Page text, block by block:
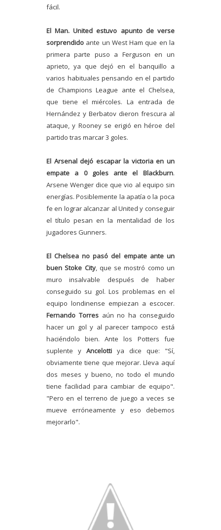
fácil.
El Man. United estuvo apunto de verse
sorprendido ante un West Ham que en la
primera parte puso a Ferguson en un
aprieto, ya que dejó en el banquillo a
varios habituales pensando en el partido
de Champions League ante el Chelsea,
que tiene el miércoles. La entrada de
Hernández y Berbatov dieron frescura al
ataque, y Rooney se erigió en héroe del
partido tras marcar 3 goles.
El Arsenal dejó escapar la victoria en un
empate a 0 goles ante el Blackburn.
Arsene Wenger dice que vio al equipo sin
energías. Posiblemente la apatía o la poca
fe en lograr alcanzar al United y conseguir
el título pesan en la mentalidad de los
jugadores Gunners.
El Chelsea no pasó del empate ante un
buen Stoke City, que se mostró como un
muro insalvable después de haber
conseguido su gol. Los problemas en el
equipo londinense empiezan a escocer.
Fernando Torres aún no ha conseguido
hacer un gol y al parecer tampoco está
haciéndolo bien. Ante los Potters fue
suplente yAncelottiya dice que: "Sí,
obviamente tiene que mejorar. Lleva aquí
dos meses y bueno, no todo el mundo
tiene facilidad para cambiar de equipo".
"Pero en el terreno de juego a veces se
mueve erróneamente y eso debemos
mejorarlo".